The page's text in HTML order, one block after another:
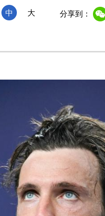
中 大 分享到：